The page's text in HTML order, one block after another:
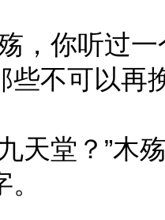
，你听过一
些不可以再
天堂？”木